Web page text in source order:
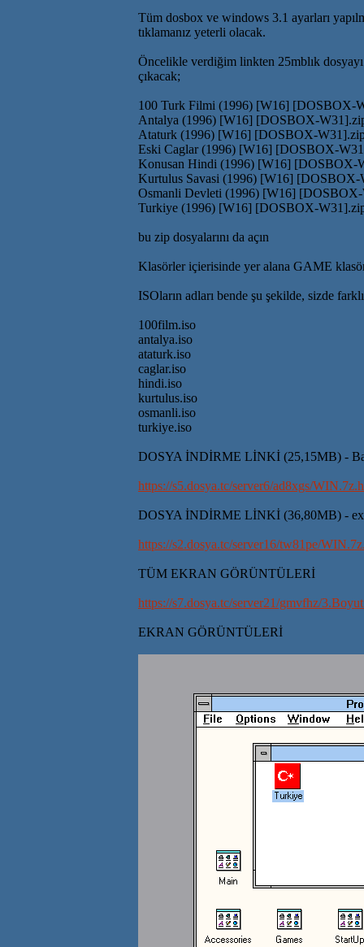
Tüm dosbox ve windows 3.1 ayarları
tıklamanız yeterli olacak.
Öncelikle verdiğim linkten 25mblık dosyayı
çıkacak;
100 Turk Filmi (1996) [W16] [DOSBOX-
Antalya (1996) [W16] [DOSBOX-
Ataturk (1996) [W16] [DOSBOX-
Eski Caglar (1996) [W16] [DOSBOX-
Konusan Hindi (1996) [W16] [DOSBOX-
Kurtulus Savasi (1996) [W16] [DOSBOX-
Osmanli Devleti (1996) [W16]
Turkiye (1996) [W16] [DOSBOX-
bu zip dosyalarını da açın
Klasörler içierisinde yer alana GAME
ISOların adları bende şu şekilde, sizde
100film.iso
antalya.iso
ataturk.iso
caglar.iso
hindi.iso
kurtulus.iso
osmanli.iso
turkiye.iso
DOSYA İNDİRME LİNKİ (25,15MB) -
https://s5.dosya.tc/server6/ad8xgs/
DOSYA İNDİRME LİNKİ (36,80MB) - exe
https://s2.dosya.tc/server16/tw81pe/
TÜM EKRAN GÖRÜNTÜLERİ
https://s7.dosya.tc/server21/gmvfhz/
EKRAN GÖRÜNTÜLERİ